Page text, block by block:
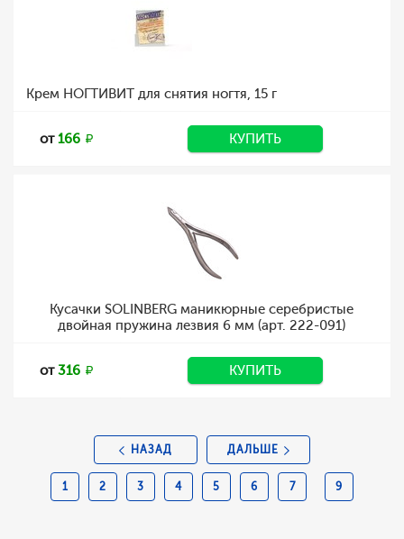
Крем НОГТИВИТ для снятия ногтя, 15 г
от166 КУПИТЬ
Кусачки SOLINBERG маникюрные серебристые
двойная пружина лезвия 6 мм (арт. 222-091)
от316 КУПИТЬ
НАЗАД
1 2 3 4 5 6 7 9
ДАЛЬШЕ